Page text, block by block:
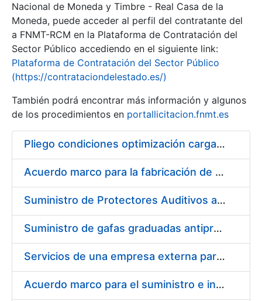
Show/Hide
Nacional de Moneda y Timbre - Real Casa de la
Moneda, puede acceder al perfil del contratante del
a FNMT-RCM en la Plataforma de Contratación del
Sector Público accediendo en el siguiente link:
Plataforma de Contratación del Sector Público
(https://contrataciondelestado.es/)
También podrá encontrar más información y algunos
de los procedimientos en portallicitacion.fnmt.es
Pliego condiciones optimización cargas compras firmado
Acuerdo marco para la fabricación de piezas
Suministro de Protectores Auditivos a medida para las personas trabajadoras de los Centros de Trabajo de Madrid y Burgos
Suministro de gafas graduadas antiproyecciones para los trabajadores de la FNMT-RCM en los centros de trabajo de Madrid y Burgos
Servicios de una empresa externa para el asesoramiento y resolución de los recursos de alzada que se presentan relacionados con procesos de selección para la FNMT-RCM
Acuerdo marco para el suministro e instalación de persianas, estores y otros complementos